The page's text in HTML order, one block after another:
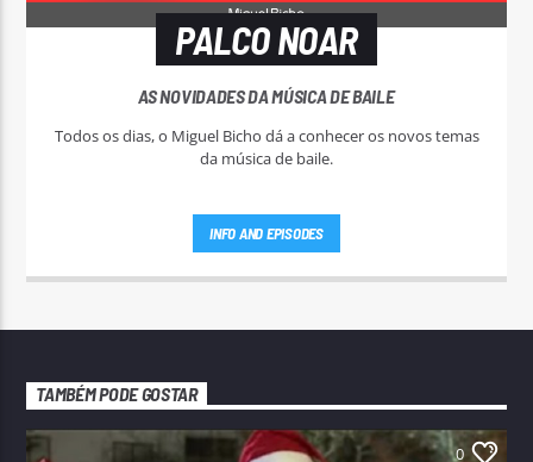
PALCO NOAR
AS NOVIDADES DA MÚSICA DE BAILE
Todos os dias, o Miguel Bicho dá a conhecer os novos temas
da música de baile.
INFO AND EPISODES
TAMBÉM PODE GOSTAR
0